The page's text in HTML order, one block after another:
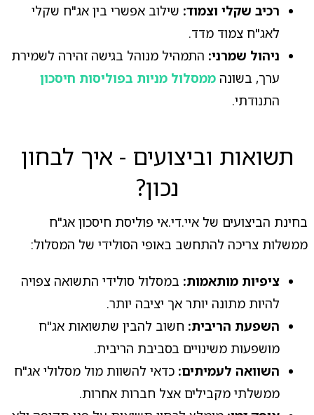
רכיב שקלי וצמוד: שילוב אפשרי בין אג"ח שקלי
לאג"ח צמוד מדד.
ניהול שמרני: התמהיל מנוהל בגישה זהירה לשמירת
ערך, בשונה ממסלול מניות בפוליסות חיסכון
התנודתי.
תשואות וביצועים - איך לבחון
נכון?
בחינת הביצועים של איי.די.אי פוליסת חיסכון אג"ח
ממשלות צריכה להתחשב באופי הסולידי של המסלול:
ציפיות מותאמות: במסלול סולידי התשואה צפויה
להיות מתונה יותר אך יציבה יותר.
השפעת הריבית: חשוב להבין שתשואות אג"ח
מושפעות משינויים בסביבת הריבית.
השוואה לעמיתים: כדאי להשוות מול מסלולי אג"ח
ממשלתי מקבילים אצל חברות אחרות.